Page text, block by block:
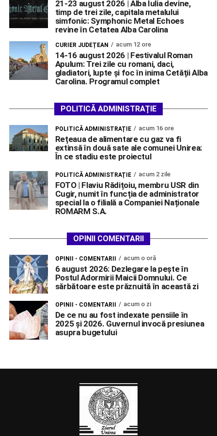
21-23 august 2026 | Alba Iulia devine,
timp de trei zile, capitala metalului
simfonic: Symphonic Metal Echoes
revine în Cetatea Alba Carolina
CURIER JUDEȚEAN acum 12 ore
14-16 august 2026 | Festivalul Roman
Apulum: Trei zile cu romani, daci,
gladiatori, lupte și foc în inima Cetății Alba
Carolina. Programul complet
POLITICĂ ADMINISTRAȚIE
POLITICĂ ADMINISTRAȚIE acum 16 ore
Rețeaua de alimentare cu gaz va fi
extinsă în două sate ale comunei Unirea:
În ce stadiu este proiectul
POLITICĂ ADMINISTRAȚIE acum 2 zile
FOTO | Flaviu Rădițoiu, membru USR din
Cugir, numit în funcția de administrator
special la o filială a Companiei Naționale
ROMARM S.A.
OPINII COMENTARII
OPINII - COMENTARII acum o oră
6 august 2026: Dezlegare la pește în
Postul Adormirii Maicii Domnului. Ce
sărbătoare este prăznuită în această zi
OPINII - COMENTARII acum o zi
De ce nu au fost indexate pensiile în
2025 și 2026. Guvernul invocă presiunea
asupra bugetului